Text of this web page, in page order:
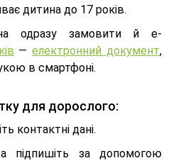
дитина до 17 років.
одразу замовити й е-
—електронний документ,
в смартфоні.
для дорослого:
контактні дані.
підпишіть за допомогою